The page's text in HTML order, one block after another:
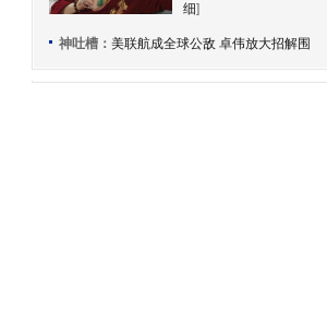
细]
神吐槽： 美联航成全球公敌 卓伟放大招解围